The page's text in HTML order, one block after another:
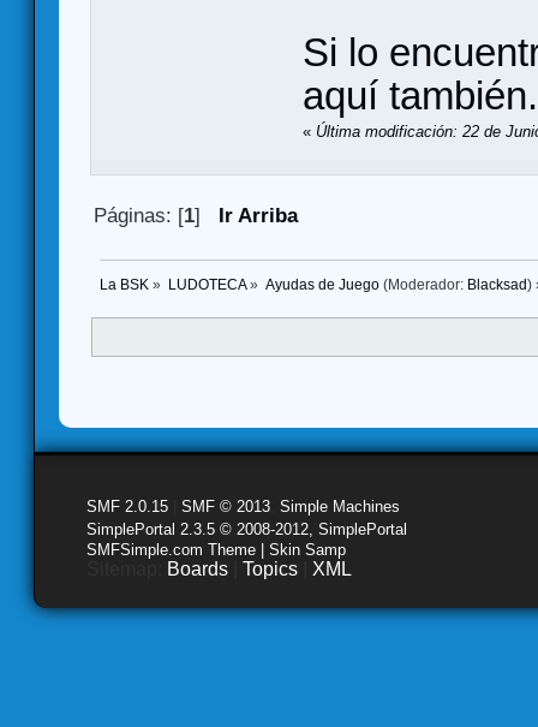
Si lo
aquí también.
« Última modificación: 22 de
Páginas: [1] Ir Arriba
La BSK » LUDOTECA» Ayudas de Juego(Moderador: Blacksad )
SMF 2.0.15 SMF © 2013 Simple Machines
SimplePortal 2.3.5 © 2008-2012, SimplePortal
SMFSimple.com Theme | Skin Samp
Boards Topics XML